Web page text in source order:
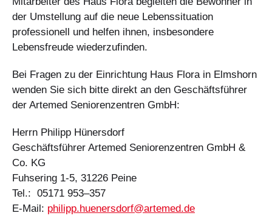
der Umstellung auf die neue Lebenssituation
professionell und helfen ihnen, insbesondere
Lebensfreude wiederzufinden.
Bei Fragen zu der Einrichtung Haus Flora in Elmshorn
wenden Sie sich bitte direkt an den Geschäftsführer
der Artemed Seniorenzentren GmbH:
Herrn Philipp Hünersdorf
Geschäftsführer Artemed Seniorenzentren GmbH &
Co. KG
Fuhsering 1-5, 31226 Peine
Tel.: 05171 953–357
E-Mail: philipp.huenersdorf@artemed.de